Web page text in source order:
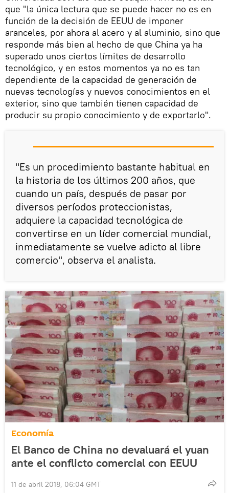
que "la única lectura que se puede hacer no es en
función de la decisión de EEUU de imponer
aranceles, por ahora al acero y al aluminio, sino que
responde más bien al hecho de que China ya ha
superado unos ciertos límites de desarrollo
tecnológico, y en estos momentos ya no es tan
dependiente de la capacidad de generación de
nuevas tecnologías y nuevos conocimientos en el
exterior, sino que también tienen capacidad de
producir su propio conocimiento y de exportarlo".
"Es un procedimiento bastante habitual en
la historia de los últimos 200 años, que
cuando un país, después de pasar por
diversos períodos proteccionistas,
adquiere la capacidad tecnológica de
convertirse en un líder comercial mundial,
inmediatamente se vuelve adicto al libre
comercio", observa el analista.
Economía
El Banco de China no devaluará el yuan
ante el conflicto comercial con EEUU
11 de abril 2018, 06:04 GMT